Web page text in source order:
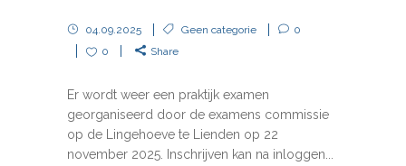
04.09.2025 Geen categorie
0
0
Share
Er wordt weer een praktijk examen
georganiseerd door de examens commissie
op de Lingehoeve te Lienden op 22
november 2025. Inschrijven kan na inloggen...